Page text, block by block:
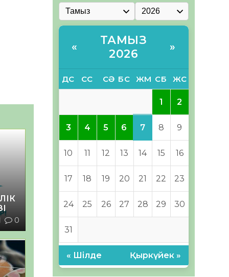
0
«
ТАМЫЗ
2026
»
ДС СС СӘ БС ЖМ СБ ЖС
1 2
3 4 5 6 7 8 9
10 11 12 13 14 15 16
17 18 19 20 21 22 23
24 25 26 27 28 29 30
31
« Шілде Қыркүйек »